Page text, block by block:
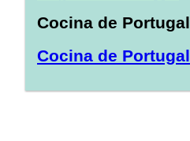
Cocina de Portugal
Cocina de Portugal